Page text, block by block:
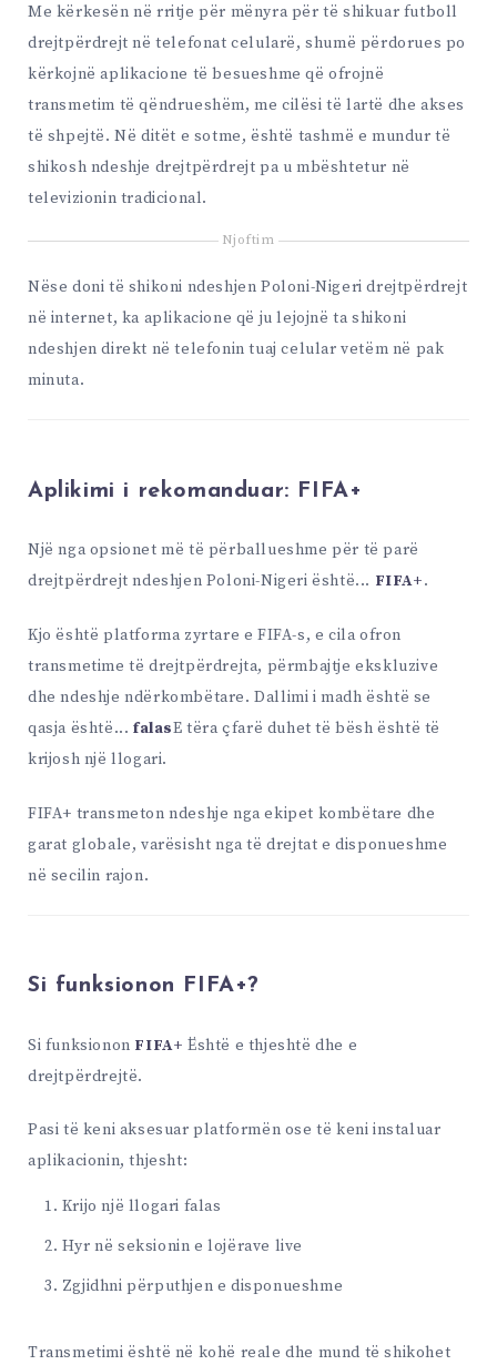
Me kërkesën në rritje për mënyra për të shikuar futboll
drejtpërdrejt në telefonat celularë, shumë përdorues po
kërkojnë aplikacione të besueshme që ofrojnë
transmetim të qëndrueshëm, me cilësi të lartë dhe akses
të shpejtë. Në ditët e sotme, është tashmë e mundur të
shikosh ndeshje drejtpërdrejt pa u mbështetur në
televizionin tradicional.
Njoftim
Nëse doni të shikoni ndeshjen Poloni-Nigeri drejtpërdrejt
në internet, ka aplikacione që ju lejojnë ta shikoni
ndeshjen direkt në telefonin tuaj celular vetëm në pak
minuta.
Aplikimi i rekomanduar: FIFA+
Një nga opsionet më të përballueshme për të parë
drejtpërdrejt ndeshjen Poloni-Nigeri është... FIFA+.
Kjo është platforma zyrtare e FIFA-s, e cila ofron
transmetime të drejtpërdrejta, përmbajtje ekskluzive
dhe ndeshje ndërkombëtare. Dallimi i madh është se
qasja është... falasE tëra çfarë duhet të bësh është të
krijosh një llogari.
FIFA+ transmeton ndeshje nga ekipet kombëtare dhe
garat globale, varësisht nga të drejtat e disponueshme
në secilin rajon.
Si funksionon FIFA+?
Si funksionon FIFA+ Është e thjeshtë dhe e
drejtpërdrejtë.
Pasi të keni aksesuar platformën ose të keni instaluar
aplikacionin, thjesht:
Krijo një llogari falas
Hyr në seksionin e lojërave live
Zgjidhni përputhjen e disponueshme
Transmetimi është në kohë reale dhe mund të shikohet